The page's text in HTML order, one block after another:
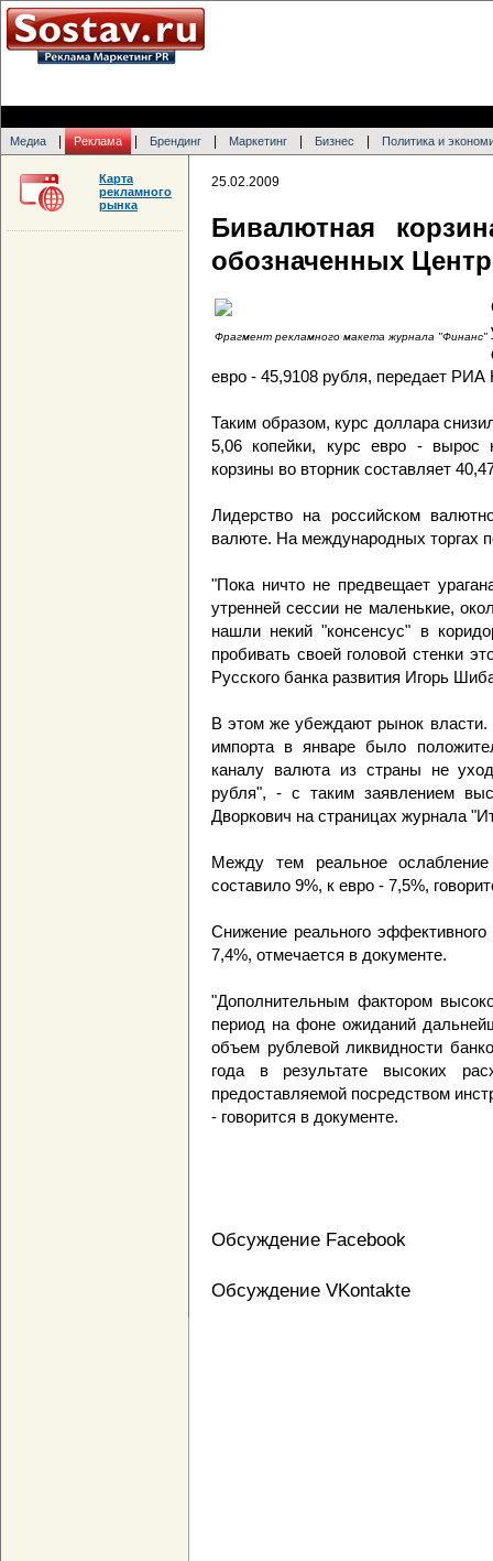
Медиа Реклама Брендинг Маркетинг Бизнес Политика и
25.02.2009
Бивалютная
обозначенных
Фрагмент рекламного макета журнала "Финанс"
евро - 45,9108 рубля, передает РИА
Таким образом, курс доллара
5,06 копейки, курс евро - вырос
корзины во вторник составляет
Лидерство на российском
валюте. На международных торгах
"Пока ничто не предвещает
утренней сессии не маленькие,
нашли некий "консенсус" в
пробивать своей головой стенки
Русского банка развития Игорь
В этом же убеждают рынок власти.
импорта в январе было
каналу валюта из страны не
рубля", - с таким заявлением
Дворкович на страницах журнала
Между тем реальное
составило 9%, к евро - 7,5%,
Снижение реального
7,4%, отмечается в документе.
"Дополнительным фактором
период на фоне ожиданий
объем рублевой ликвидности
года в результате высоких
предоставляемой посредством
- говорится в документе.
Обсуждение Facebook
Обсуждение VKontakte
Карта
рекламного
рынка